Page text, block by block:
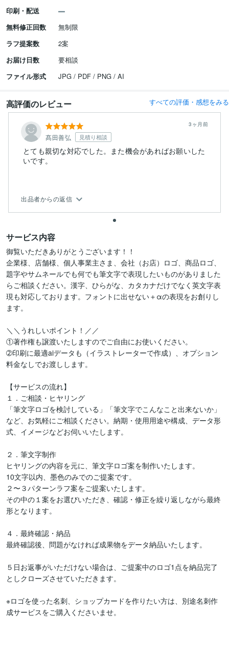
印刷・配送
無料修正回数
無制限
ラフ提案数
2案
お届け日数
要相談
ファイル形式
JPG / PDF / PNG / AI
高評価のレビュー すべての評価・感想をみる
髙田善弘 見積り相談
3ヶ月前
とても親切な対応でした。また機会があればお願いした
いです。
出品者からの返信
サービス内容
御覧いただきありがとうございます！！
企業様、店舗様、個人事業主さま、会社（お店）ロゴ、商品ロゴ、
題字やサムネールでも何でも筆文字で表現したいものがありました
らご相談ください。漢字、ひらがな、カタカナだけでなく英文字表
現も対応しております。フォントに出せない＋αの表現をお創りし
ます。
＼＼うれしいポイント！／／
①著作権も譲渡いたしますのでご自由にお使いください。
➁印刷に最適aiデータも（イラストレーターで作成）、オプション
料金なしでお渡しします。
【サービスの流れ】
１．ご相談・ヒヤリング
「筆文字ロゴを検討している」「筆文字でこんなこと出来ないか」
など、お気軽にご相談ください。納期・使用用途や構成、データ形
式、イメージなどお伺いいたします。
２．筆文字制作
ヒヤリングの内容を元に、筆文字ロゴ案を制作いたします。
10文字以内、墨色のみでのご提案です。
２〜３パターンラフ案をご提案いたします。
その中の１案をお選びいただき、確認・修正を繰り返しながら最終
形となります。
４．最終確認・納品
最終確認後、問題がなければ成果物をデータ納品いたします。
５日お返事がいただけない場合は、ご提案中のロゴ1点を納品完了
としクローズさせていただきます。
※ロゴを使った名刺、ショップカードを作りたい方は、別途名刺作
成サービスをご購入くださいませ。